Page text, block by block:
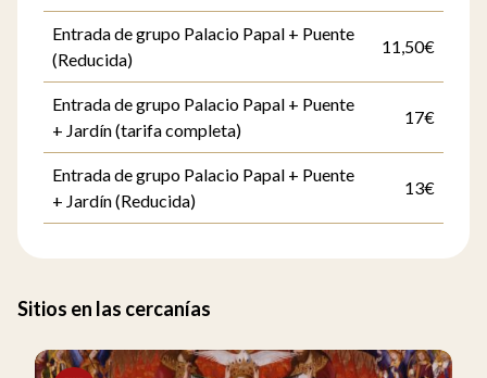
Entrada de grupo Palacio Papal + Puente
(Reducida)
11,50€
Entrada de grupo Palacio Papal + Puente
+ Jardín (tarifa completa)
17€
Entrada de grupo Palacio Papal + Puente
+ Jardín (Reducida)
13€
Sitios en las cercanías